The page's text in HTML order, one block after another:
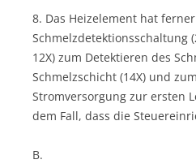
8. Das Heizelement hat
Schmelzdetektionsschaltung
12X) zum Detektieren des
Schmelzschicht (14X) und
Stromversorgung zur ersten
dem Fall, dass die
B.